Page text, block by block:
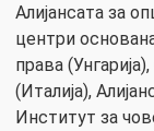
Алијансата за
центри
права
(Италија),
Институт за